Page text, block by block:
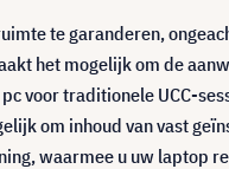
te garanderen,
het mogelijk om de
voor traditionele UCC-
om inhoud van vast
waarmee u uw laptop